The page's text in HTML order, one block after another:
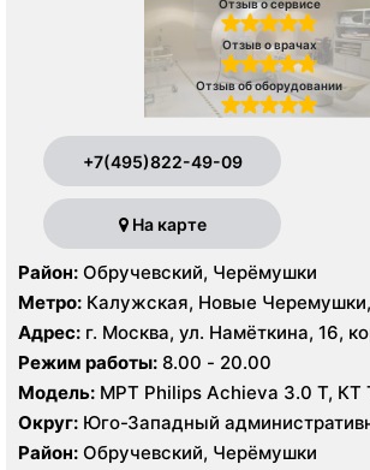
Отзыв о сервисе
Отзыв о врачах
Отзыв об оборудовании
+7(495)822-49-09
На карте
Район: Обручевский, Черёмушки
Метро: Калужская, Новые
Адрес: г. Москва, ул. Намёткина, 16,
Режим работы: 8.00 - 20.00
Модель: МРТ Philips Achieva 3.0 T, КТ
Prime 160 срезов УЗИ GE Logiq-9,
HDI 5000
Округ: Юго-Западный
Район: Обручевский, Черёмушки